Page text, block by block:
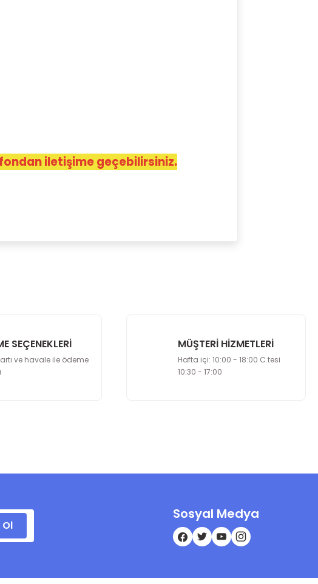
iletişime geçebilirsiniz.
SEÇENEKLERİ
ve havale ile ödeme
MÜŞTERİ HİZMETLERİ
Hafta içi: 10:00 - 18:00 C.tesi
10:30 - 17:00
Ol
Sosyal Medya